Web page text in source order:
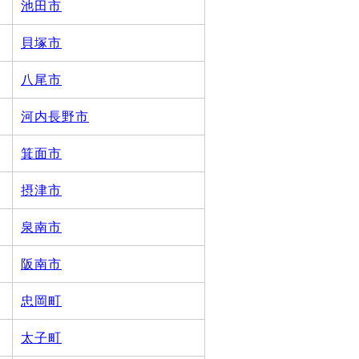
池田市
貝塚市
八尾市
河内長野市
箕面市
摂津市
泉南市
阪南市
忠岡町
太子町